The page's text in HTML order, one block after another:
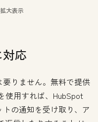
大表示
応
りません。無料で提供
使用すれば、HubSpot
の通知を受け取り、ア